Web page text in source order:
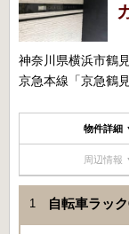
神奈川県横浜市鶴
京急本線「京急鶴
物件詳細
周辺情報
1 自転車ラッ